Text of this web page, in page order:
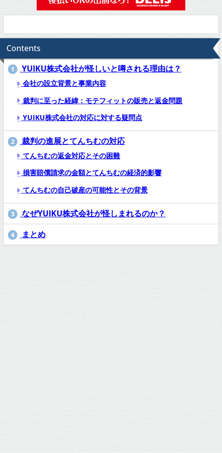
Contents
1 YUIKU株式会社が怪しいと噂される理由は？
会社の設立背景と事業内容
裁判に至った経緯：モテフィットの販売と返金問題
YUIKU株式会社の対応に対する疑問点
2 裁判の進展とてんちむの対応
てんちむの返金対応とその困難
損害賠償請求の金額とてんちむの経済的影響
てんちむの自己破産の可能性とその背景
3 なぜYUIKU株式会社が怪しまれるのか？
4 まとめ